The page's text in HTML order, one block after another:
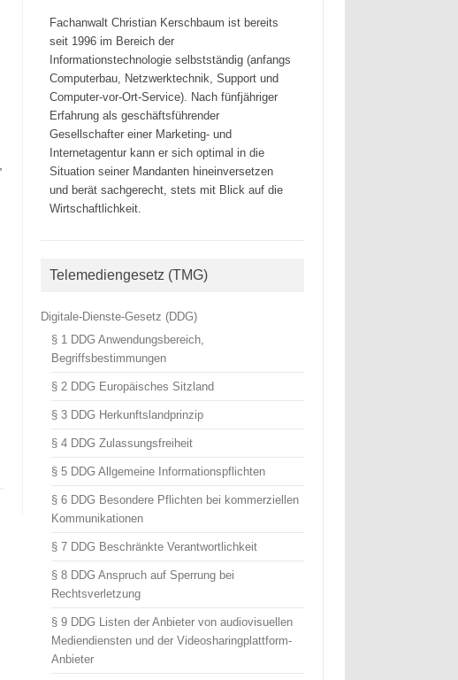
Fachanwalt Christian Kerschbaum ist bereits
seit 1996 im Bereich der
Informationstechnologie selbstständig (anfangs
Computerbau, Netzwerktechnik, Support und
Computer-vor-Ort-Service). Nach fünfjähriger
Erfahrung als geschäftsführender
Gesellschafter einer Marketing- und
Internetagentur kann er sich optimal in die
Situation seiner Mandanten hineinversetzen
und berät sachgerecht, stets mit Blick auf die
Wirtschaftlichkeit.
Telemediengesetz (TMG)
Digitale-Dienste-Gesetz (DDG)
§ 1 DDG Anwendungsbereich,
Begriffsbestimmungen
§ 2 DDG Europäisches Sitzland
§ 3 DDG Herkunftslandprinzip
§ 4 DDG Zulassungsfreiheit
§ 5 DDG Allgemeine Informationspflichten
§ 6 DDG Besondere Pflichten bei kommerziellen
Kommunikationen
§ 7 DDG Beschränkte Verantwortlichkeit
§ 8 DDG Anspruch auf Sperrung bei
Rechtsverletzung
§ 9 DDG Listen der Anbieter von audiovisuellen
Mediendiensten und der Videosharingplattform-
Anbieter